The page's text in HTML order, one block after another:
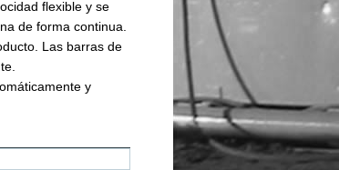
flexible y se
de forma continua.
Las barras de
y